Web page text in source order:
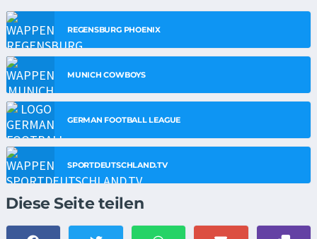
REGENSBURG PHOENIX
MUNICH COWBOYS
GERMAN FOOTBALL LEAGUE
SPORTDEUTSCHLAND.TV
Diese Seite teilen